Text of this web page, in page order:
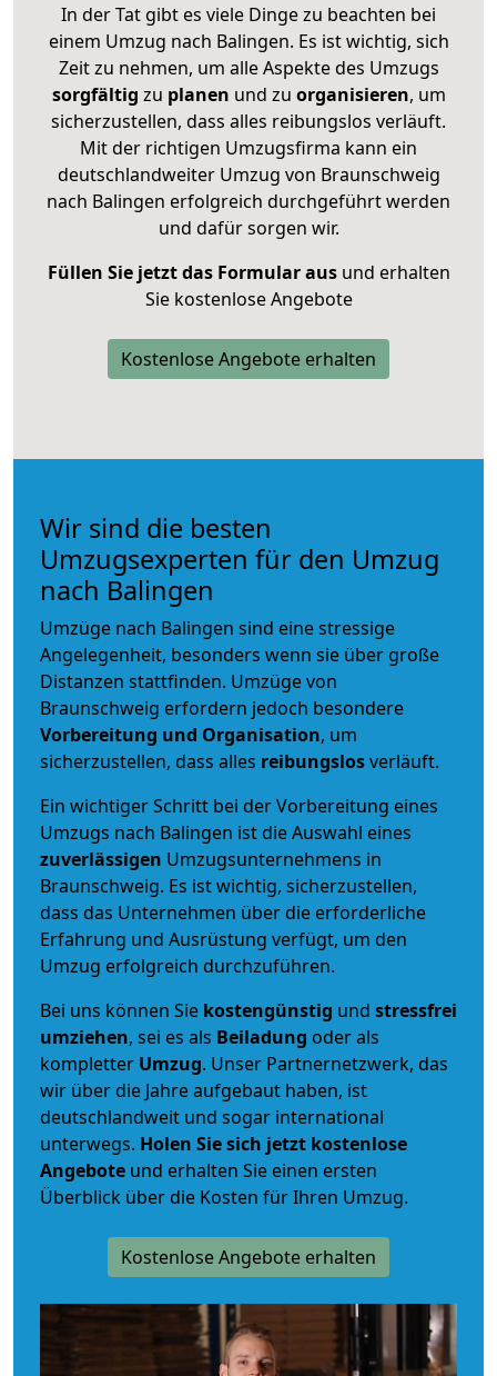
In der Tat gibt es viele Dinge zu beachten bei
einem Umzug nach Balingen. Es ist wichtig, sich
Zeit zu nehmen, um alle Aspekte des Umzugs
sorgfältig zu planen und zu organisieren, um
sicherzustellen, dass alles reibungslos verläuft.
Mit der richtigen Umzugsfirma kann ein
deutschlandweiter Umzug von Braunschweig
nach Balingen erfolgreich durchgeführt werden
und dafür sorgen wir.
Füllen Sie jetzt das Formular ausund erhalten
Sie kostenlose Angebote
Kostenlose Angebote erhalten
Wir sind die besten
Umzugsexperten für den Umzug
nach Balingen
Umzüge nach Balingen sind eine stressige
Angelegenheit, besonders wenn sie über große
Distanzen stattfinden. Umzüge von
Braunschweig erfordern jedoch besondere
Vorbereitung und Organisation, um
sicherzustellen, dass alles reibungslosverläuft.
Ein wichtiger Schritt bei der Vorbereitung eines
Umzugs nach Balingen ist die Auswahl eines
zuverlässigen Umzugsunternehmens in
Braunschweig. Es ist wichtig, sicherzustellen,
dass das Unternehmen über die erforderliche
Erfahrung und Ausrüstung verfügt, um den
Umzug erfolgreich durchzuführen.
Bei uns können Sie kostengünstig und stressfrei
umziehen, sei es als Beiladung oder als
kompletter Umzug. Unser Partnernetzwerk, das
wir über die Jahre aufgebaut haben, ist
deutschlandweit und sogar international
unterwegs. Holen Sie sich jetzt kostenlose
Angebote und erhalten Sie einen ersten
Überblick über die Kosten für Ihren Umzug.
Kostenlose Angebote erhalten